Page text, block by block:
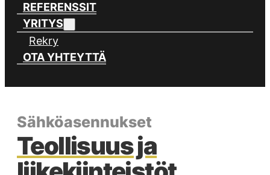
REFERENSSIT
YRITYS
Rekry
OTA YHTEYTTÄ
Sähköasennukset
Teollisuus ja